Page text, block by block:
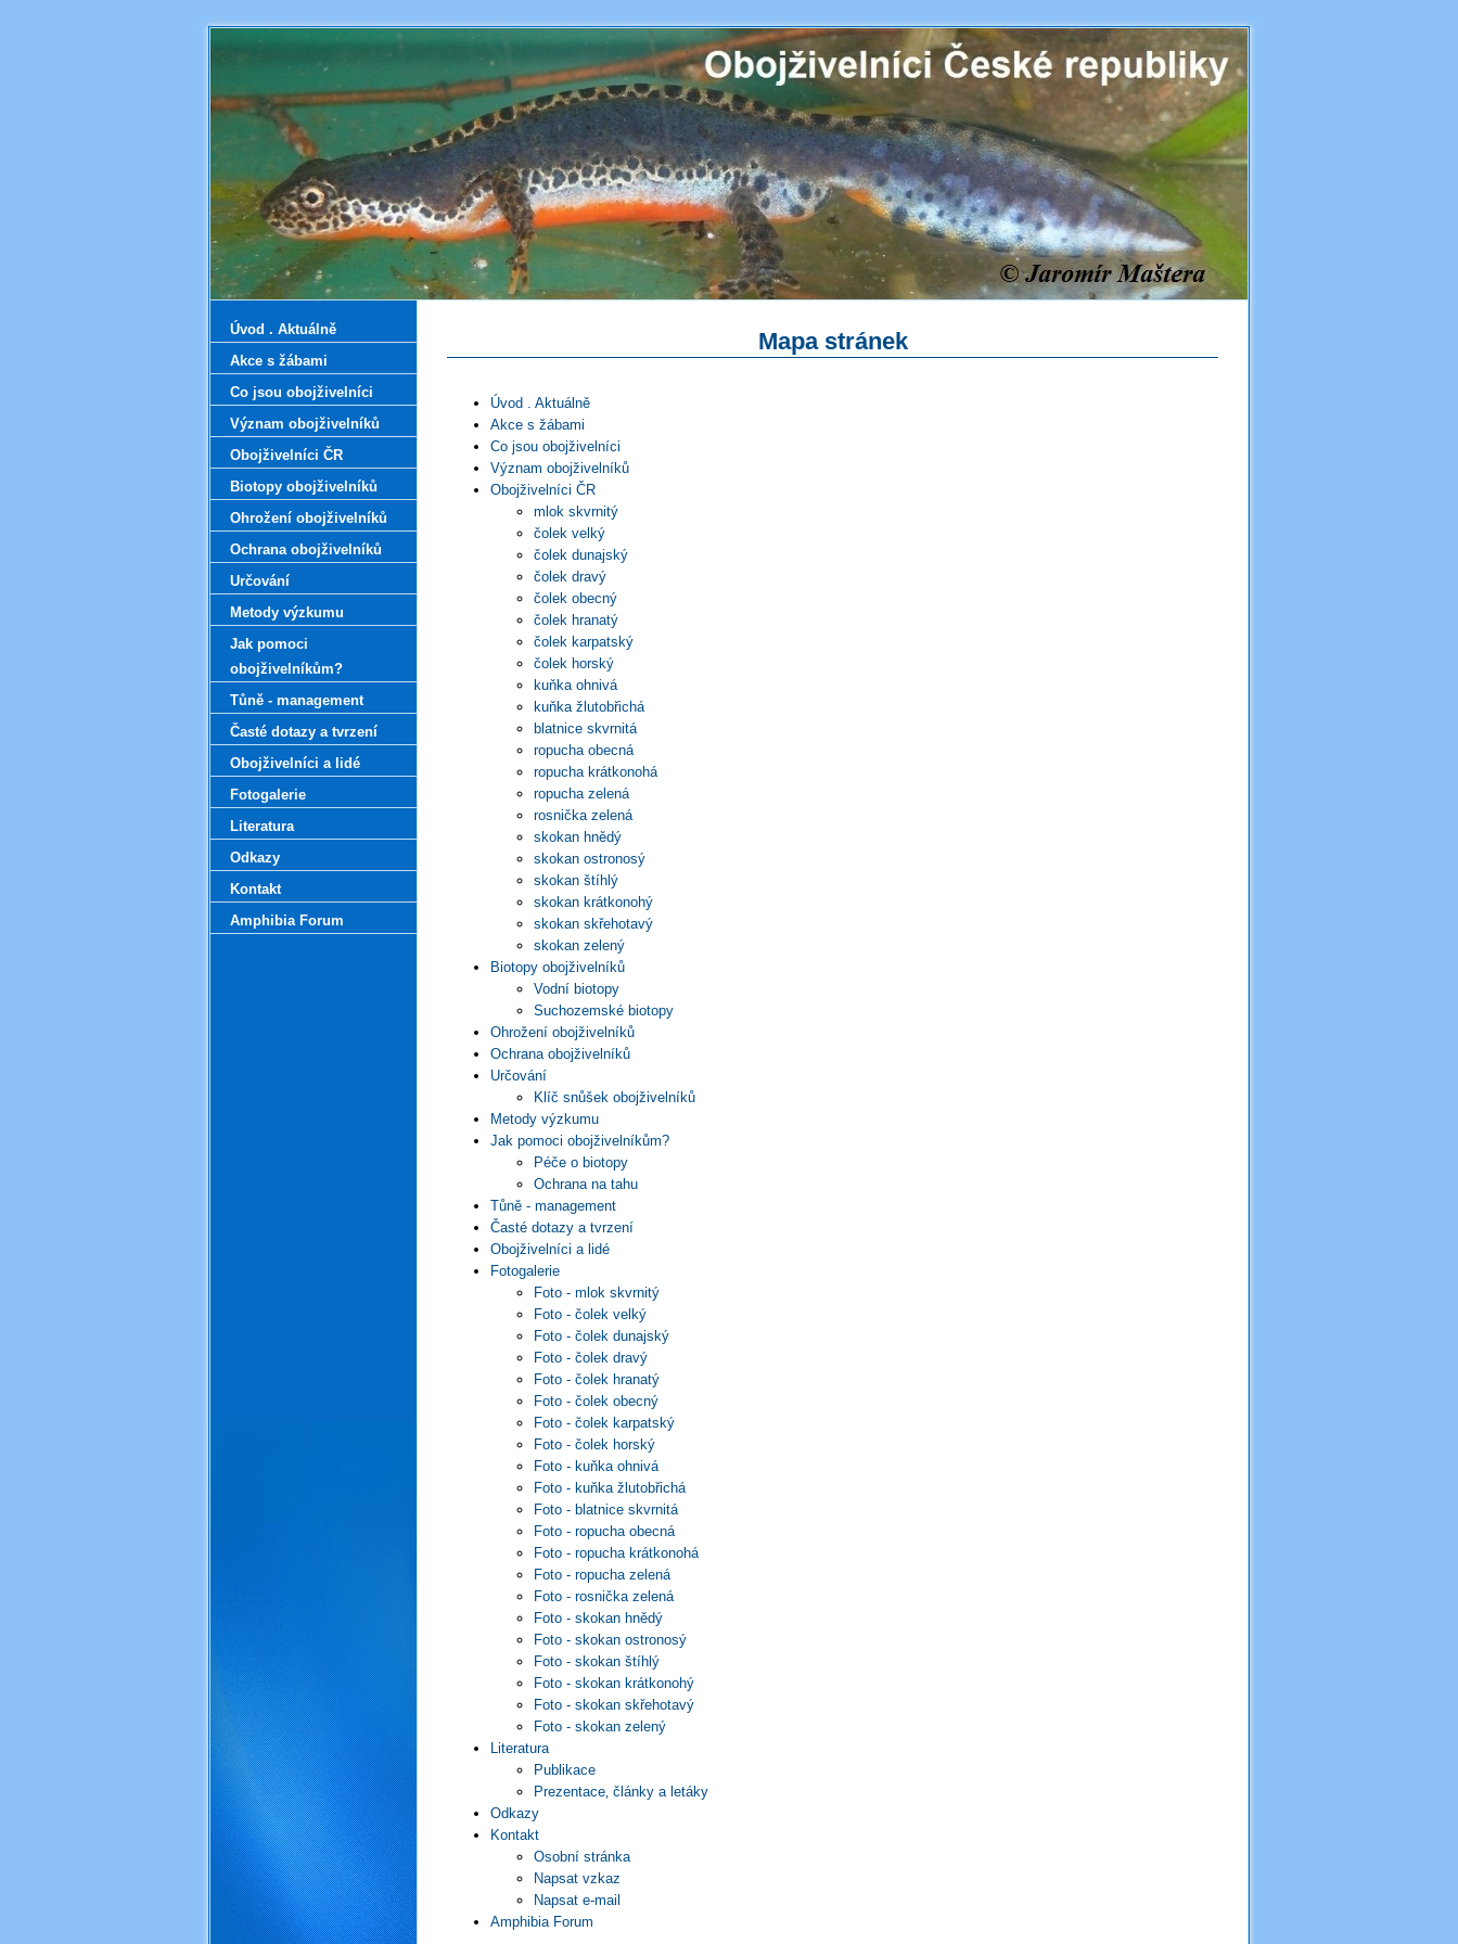
Mapa stránek
Úvod . Aktuálně
Akce s žábami
Co jsou obojživelníci
Význam obojživelníků
Obojživelníci ČR
mlok skvrnitý
čolek velký
čolek dunajský
čolek dravý
čolek obecný
čolek hranatý
čolek karpatský
čolek horský
kuňka ohnivá
kuňka žlutobřichá
blatnice skvrnitá
ropucha obecná
ropucha krátkonohá
ropucha zelená
rosnička zelená
skokan hnědý
skokan ostronosý
skokan štíhlý
skokan krátkonohý
skokan skřehotavý
skokan zelený
Biotopy obojživelníků
Vodní biotopy
Suchozemské biotopy
Ohrožení obojživelníků
Ochrana obojživelníků
Určování
Klíč snůšek obojživelníků
Metody výzkumu
Jak pomoci obojživelníkům?
Péče o biotopy
Ochrana na tahu
Tůně - management
Časté dotazy a tvrzení
Obojživelníci a lidé
Fotogalerie
Foto - mlok skvrnitý
Foto - čolek velký
Foto - čolek dunajský
Foto - čolek dravý
Foto - čolek hranatý
Foto - čolek obecný
Foto - čolek karpatský
Foto - čolek horský
Foto - kuňka ohnivá
Foto - kuňka žlutobřichá
Foto - blatnice skvrnitá
Foto - ropucha obecná
Foto - ropucha krátkonohá
Foto - ropucha zelená
Foto - rosnička zelená
Foto - skokan hnědý
Foto - skokan ostronosý
Foto - skokan štíhlý
Foto - skokan krátkonohý
Foto - skokan skřehotavý
Foto - skokan zelený
Literatura
Publikace
Prezentace‚ články a letáky
Odkazy
Kontakt
Osobní stránka
Napsat vzkaz
Napsat e-mail
Amphibia Forum
Úvod . Aktuálně
Akce s žábami
Co jsou obojživelníci
Význam obojživelníků
Obojživelníci ČR
Biotopy obojživelníků
Ohrožení obojživelníků
Ochrana obojživelníků
Určování
Metody výzkumu
Jak pomoci
obojživelníkům?
Tůně - management
Časté dotazy a tvrzení
Obojživelníci a lidé
Fotogalerie
Literatura
Odkazy
Kontakt
Amphibia Forum